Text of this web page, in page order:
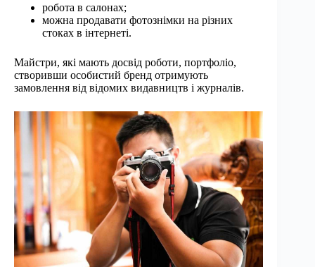
робота в салонах;
можна продавати фотознімки на різних
стоках в інтернеті.
Майстри, які мають досвід роботи, портфоліо,
створивши особистий бренд отримують
замовлення від відомих видавництв і журналів.